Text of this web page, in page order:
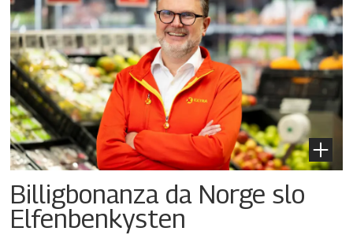
Billigbonanza da Norge slo
Elfenbenkysten